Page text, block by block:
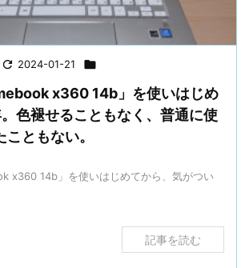
 2024-01-21 
x360 14b」を使いはじめ
色褪せることもなく、普通に使
ともない。
x360 14b」を使いはじめてから、気がつい
記事を読む